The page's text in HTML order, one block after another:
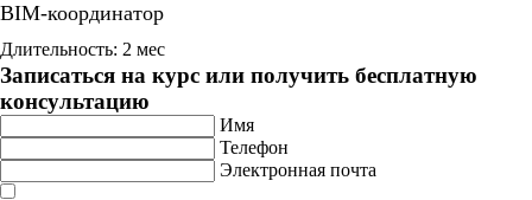
BIM-координатор
Длительность: 2 мес
Записаться на курс или получить бесплатную
консультацию
Имя
Телефон
Электронная почта